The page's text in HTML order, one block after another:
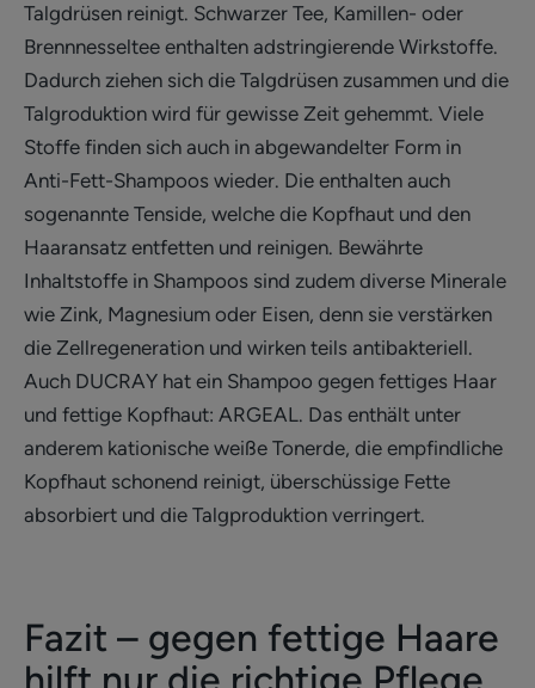
Talgdrüsen reinigt. Schwarzer Tee, Kamillen- oder
Brennnesseltee enthalten adstringierende Wirkstoffe.
Dadurch ziehen sich die Talgdrüsen zusammen und die
Talgroduktion wird für gewisse Zeit gehemmt. Viele
Stoffe finden sich auch in abgewandelter Form in
Anti-Fett-Shampoos wieder. Die enthalten auch
sogenannte Tenside, welche die Kopfhaut und den
Haaransatz entfetten und reinigen. Bewährte
Inhaltstoffe in Shampoos sind zudem diverse Minerale
wie Zink, Magnesium oder Eisen, denn sie verstärken
die Zellregeneration und wirken teils antibakteriell.
Auch DUCRAY hat ein Shampoo gegen fettiges Haar
und fettige Kopfhaut: ARGEAL. Das enthält unter
anderem kationische weiße Tonerde, die empfindliche
Kopfhaut schonend reinigt, überschüssige Fette
absorbiert und die Talgproduktion verringert.
Fazit – gegen fettige Haare